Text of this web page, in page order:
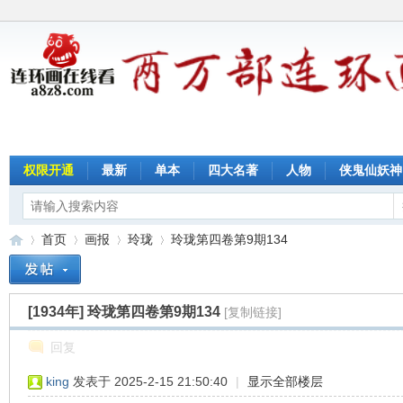
权限开通 最新 单本 四大名著 人物 侠鬼仙妖神
»
首页
›
画报
›
玲珑
›
玲珑第四卷第9期134
[1934年] 玲珑第四卷第9期134 [复制链接]
回复
king 发表于 2025-2-15 21:50:40 | 显示全部楼层